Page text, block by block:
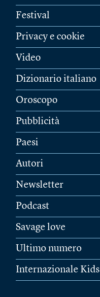
Festival
Privacy e cookie
Video
Dizionario italiano
Oroscopo
Pubblicità
Paesi
Autori
Newsletter
Podcast
Savage love
Ultimo numero
Internazionale Kids